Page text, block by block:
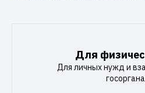
Для
Для личных нужд и